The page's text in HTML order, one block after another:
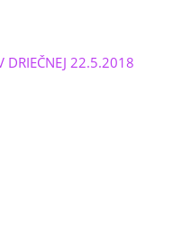
DRIEČNEJ 22.5.2018